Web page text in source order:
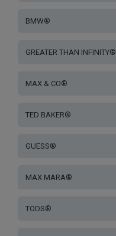
BMW®
GREATER THAN INFINITY®
MAX & CO®
TED BAKER®
GUESS®
MAX MARA®
TODS®